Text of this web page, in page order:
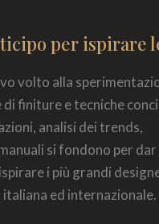
per ispirare
volto alla
finiture e tecniche
analisi dei trends,
si fondono per dar
i più grandi
ed internazionale.